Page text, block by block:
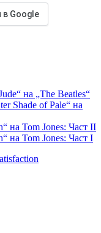
в Google
на „The Beatles“
Shade of Pale“ на
на Tom Jones: Част II
на Tom Jones: Част I